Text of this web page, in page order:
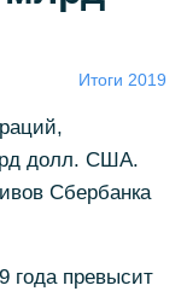
Итоги 2019
долл. США.
Сбербанка
года превысит